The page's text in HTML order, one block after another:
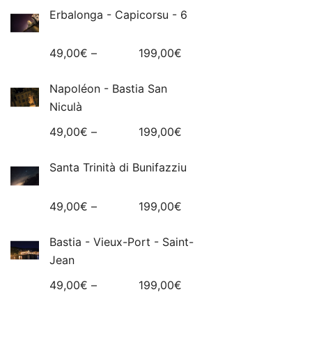
Erbalonga - Capicorsu - 6
49,00€ – 199,00€
Napoléon - Bastia San
Niculà
49,00€ – 199,00€
Santa Trinità di Bunifazziu
49,00€ – 199,00€
Bastia - Vieux-Port - Saint-
Jean
49,00€ – 199,00€